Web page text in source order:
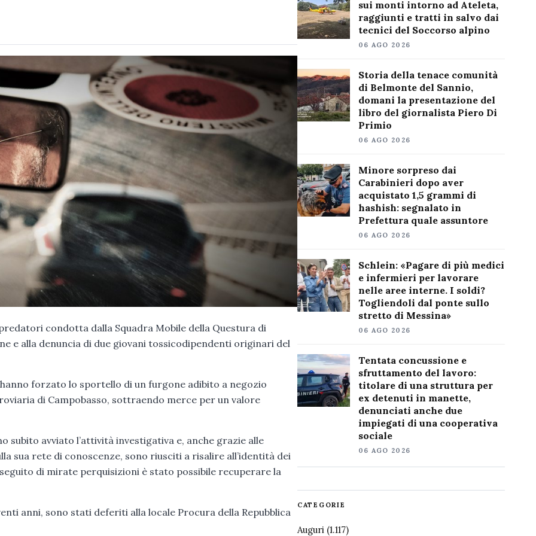
condotta dalla Squadra Mobile della Questura di
e alla denuncia di due giovani tossicodipendenti originari del
forzato lo sportello di un furgone adibito a negozio
di Campobasso, sottraendo merce per un valore
subito avviato l’attività investigativa e, anche grazie alle
sua rete di conoscenze, sono riusciti a risalire all’identità dei
di mirate perquisizioni è stato possibile recuperare la
anni, sono stati deferiti alla locale Procura della Repubblica
sui monti intorno ad Ateleta,
raggiunti e tratti in salvo dai
tecnici del Soccorso alpino
06 AGO 2026
Storia della tenace comunità
di Belmonte del Sannio,
domani la presentazione del
libro del giornalista Piero Di
Primio
06 AGO 2026
Minore sorpreso dai
Carabinieri dopo aver
acquistato 1,5 grammi di
hashish: segnalato in
Prefettura quale assuntore
06 AGO 2026
Schlein: «Pagare di più medici
e infermieri per lavorare
nelle aree interne. I soldi?
Togliendoli dal ponte sullo
stretto di Messina»
06 AGO 2026
Tentata concussione e
sfruttamento del lavoro:
titolare di una struttura per
ex detenuti in manette,
denunciati anche due
impiegati di una cooperativa
sociale
06 AGO 2026
CATEGORIE
Auguri(1.117)